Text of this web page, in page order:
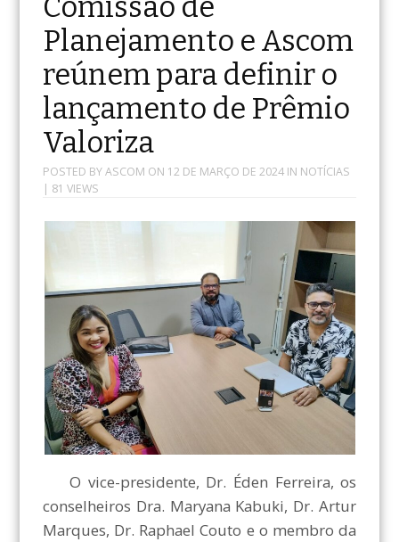
Comissão de
Planejamento e Ascom
reúnem para definir o
lançamento de Prêmio
Valoriza
POSTED BYASCOM ON 12 DE MARÇO DE 2024IN NOTÍCIAS
| 81 VIEWS
O vice-presidente, Dr. Éden Ferreira, os
conselheiros Dra. Maryana Kabuki, Dr. Artur
Marques, Dr. Raphael Couto e o membro da